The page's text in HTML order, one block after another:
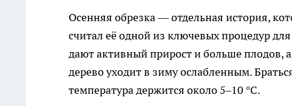
Осенняя обрезка — отдельная история,
считал её одной из ключевых процедур
дают активный прирост и больше плодов,
дерево уходит в зиму ослабленным.
температура держится около 5–10 °C.